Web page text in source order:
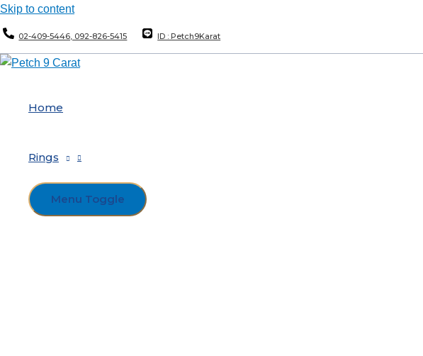
Skip to content
02-409-5446, 092-826-5415 ID : Petch9Karat
Home
Rings
Menu Toggle